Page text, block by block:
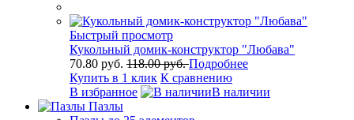
Быстрый просмотр
Кукольный домик-конструктор "Любава"
70.80 руб. 118.00 руб.Подробнее
Купить в 1 клик К сравнению
В избранное
В наличии
Пазлы